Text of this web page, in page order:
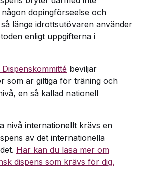
dopingförseelse och
länge idrottsutövaren använder
enligt uppgifterna i
beviljar
som är giltiga för träning och
en så kallad nationell
nivå internationellt krävs en
av det internationella
Här kan du läsa mer om
dispens som krävs för dig.